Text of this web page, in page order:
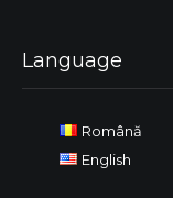
Language
Română
English